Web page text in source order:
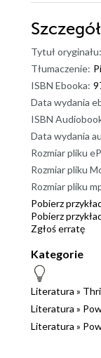
Tytuł oryginału:
Tłumaczenie:
ISBN Ebooka:
Data wydania
ISBN
Data wydania
Rozmiar pliku
Rozmiar pliku
Rozmiar pliku
Pobierz
Pobierz
Zgłoś erratę
Kategorie
Literatura »
Literatura »
Literatura »